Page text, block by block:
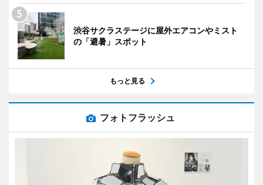
渋谷サクラステージに屋外エアコンやミスト
の「避暑」スポット
もっと見る
フォトフラッシュ